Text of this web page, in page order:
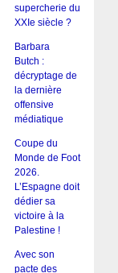
supercherie du
XXIe siècle ?
Barbara
Butch :
décryptage de
la dernière
offensive
médiatique
Coupe du
Monde de Foot
2026.
L’Espagne doit
dédier sa
victoire à la
Palestine !
Avec son
pacte des